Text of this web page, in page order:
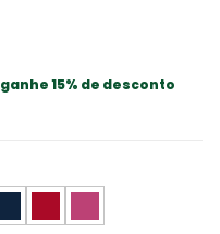
ganhe 15% de desconto